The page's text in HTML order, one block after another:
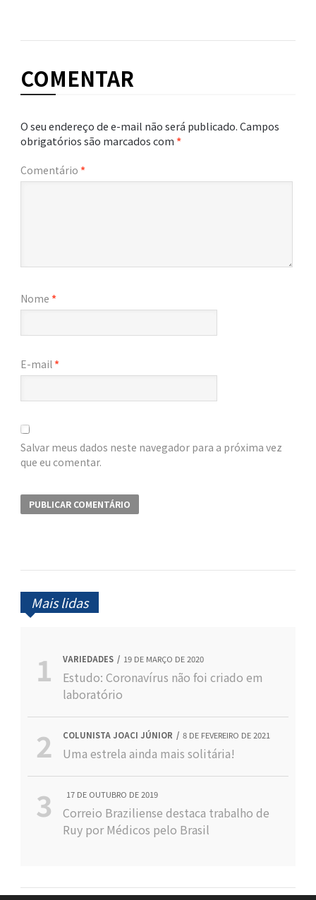
COMENTAR
O seu endereço de e-mail não será publicado.Campos
obrigatórios são marcados com*
Comentário *
Nome *
E-mail *
Salvar meus dados neste navegador para a próxima vez
que eu comentar.
Mais lidas
VARIEDADES 19 DE MARÇO DE 2020
Estudo: Coronavírus não foi criado em
laboratório
COLUNISTA JOACI JÚNIOR 8 DE FEVEREIRO DE 2021
Uma estrela ainda mais solitária!
17 DE OUTUBRO DE 2019
Correio Braziliense destaca trabalho de
Ruy por Médicos pelo Brasil